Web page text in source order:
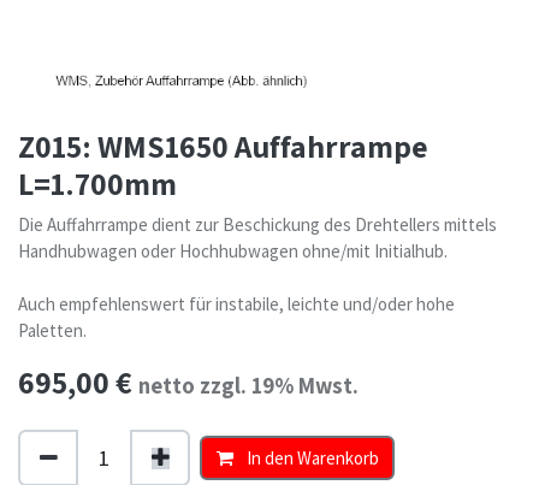
Z015: WMS1650 Auffahrrampe
L=1.700mm
Die Auffahrrampe dient zur Beschickung des Drehtellers mittels
Handhubwagen oder Hochhubwagen ohne/mit Initialhub.
Auch empfehlenswert für instabile, leichte und/oder hohe
Paletten.
695,00€ netto zzgl. 19% Mwst.
In den Warenkorb